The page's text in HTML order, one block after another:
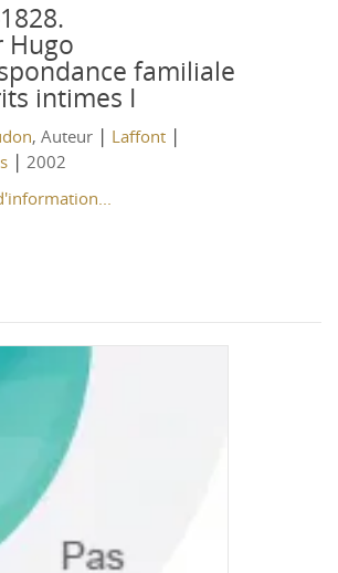
Hugo
familiale
intimes I
, Auteur | Laffont|
| 2002